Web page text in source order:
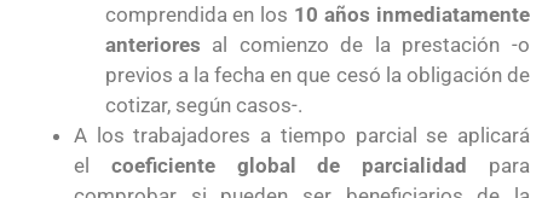
comprendida en los 10 años inmediatamente
anteriores al comienzo de la prestación -o
previos a la fecha en que cesó la obligación de
cotizar, según casos-.
A los trabajadores a tiempo parcial se aplicará
el coeficiente global de parcialidad para